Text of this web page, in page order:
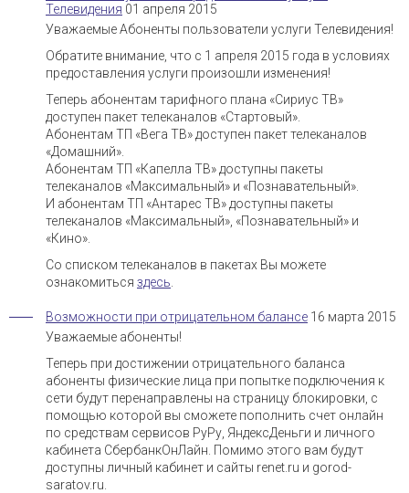
Телевидения 01 апреля 2015
Уважаемые Абоненты пользователи услуги Телевидения!
Обратите внимание, что с 1 апреля 2015 года в условиях
предоставления услуги произошли изменения!
Теперь абонентам тарифного плана «Сириус ТВ»
доступен пакет телеканалов «Стартовый».
Абонентам ТП «Вега ТВ» доступен пакет телеканалов
«Домашний».
Абонентам ТП «Капелла ТВ» доступны пакеты
телеканалов «Максимальный» и «Познавательный».
И абонентам ТП «Антарес ТВ» доступны пакеты
телеканалов «Максимальный», «Познавательный» и
«Кино».
Со списком телеканалов в пакетах Вы можете
ознакомиться здесь
Возможности при отрицательном балансе 16 марта 2015
Уважаемые абоненты!
Теперь при достижении отрицательного баланса
абоненты физические лица при попытке подключения к
сети будут перенаправлены на страницу блокировки, с
помощью которой вы сможете пополнить счет онлайн
по средствам сервисов РуРу, ЯндексДеньги и личного
кабинета СбербанкОнЛайн. Помимо этого вам будут
доступны личный кабинет и сайты renet.ru и gorod-
saratov.ru.